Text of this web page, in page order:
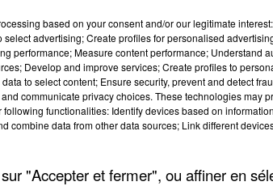
pour les rémunérations du 1er
le refus par l’hôpital de Chartres de
2022. Le tribunal a débouté leur
en droit d’agir en justice. Ils
based on your consent and/or our legitimate
advertising; Create profiles for personalised
performance; Measure content performance; Understand
Develop and improve services; Create profiles to
to select content; Ensure security, prevent and detect
communicate privacy choices. These technologies may
functionalities: Identify devices based on
combine data from other data sources; Link different
"Accepter et fermer", ou affiner en